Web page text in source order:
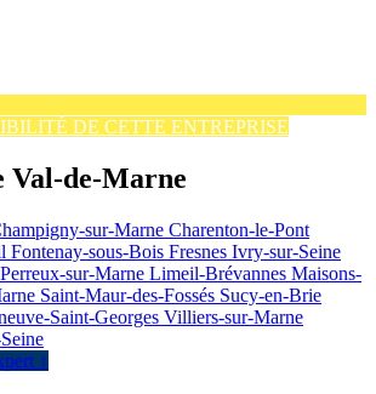
DE CETTE ENTREPRISE
Val-de-Marne
sur-Marne Charenton-le-Pont
Fontenay-sous-Bois Fresnes Ivry-sur-Seine
sur-Marne Limeil-Brévannes Maisons-
Saint-Maur-des-Fossés Sucy-en-Brie
Saint-Georges Villiers-sur-Marne
↑